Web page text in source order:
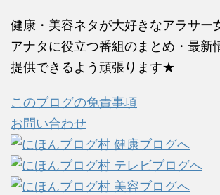
健康・美容ネタが大好きなアラサー
アナタに役立つ番組のまとめ・最新
提供できるよう頑張ります★
このブログの免責事項
お問い合わせ